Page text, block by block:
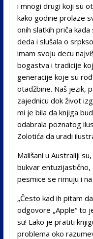
i mnogi drugi koji su
kako godine prolaze
onih slatkih priča
deda i slušala o
imam svoju decu
bogastva i tradicije
generacije koje su
otadžbine. Naš jezik,
zajednicu dok život
mi je bila da knjiga
odabrala poznatog
Zolotića da uradi
Mališani u Australiji
bukvar entuzijastično,
pesmice se rimuju i
„Često kad ih pitam
odgovore „Apple“ to
su! Lako je pratiti
problema oko